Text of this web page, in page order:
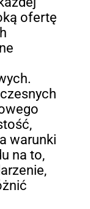
ofertę
warunki
na to,